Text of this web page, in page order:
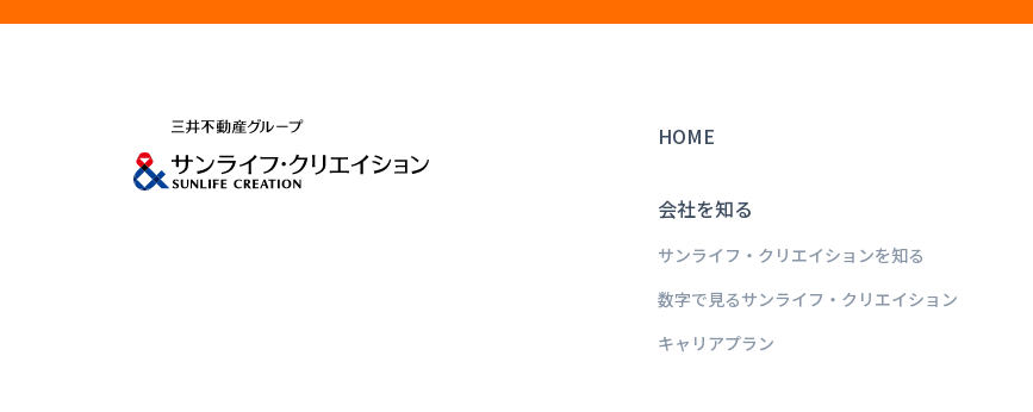
HOME
会社を知る
サンライフ・クリエイションを知る
数字で見るサンライフ・クリエイション
キャリアプラン